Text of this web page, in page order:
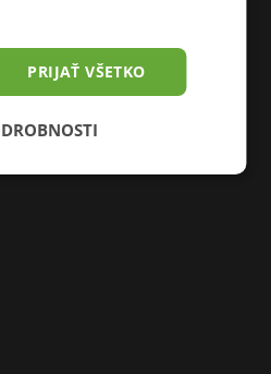
PRIJAŤ VŠETKO